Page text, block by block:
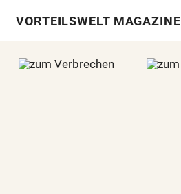
VORTEILSWELT MAGAZINE